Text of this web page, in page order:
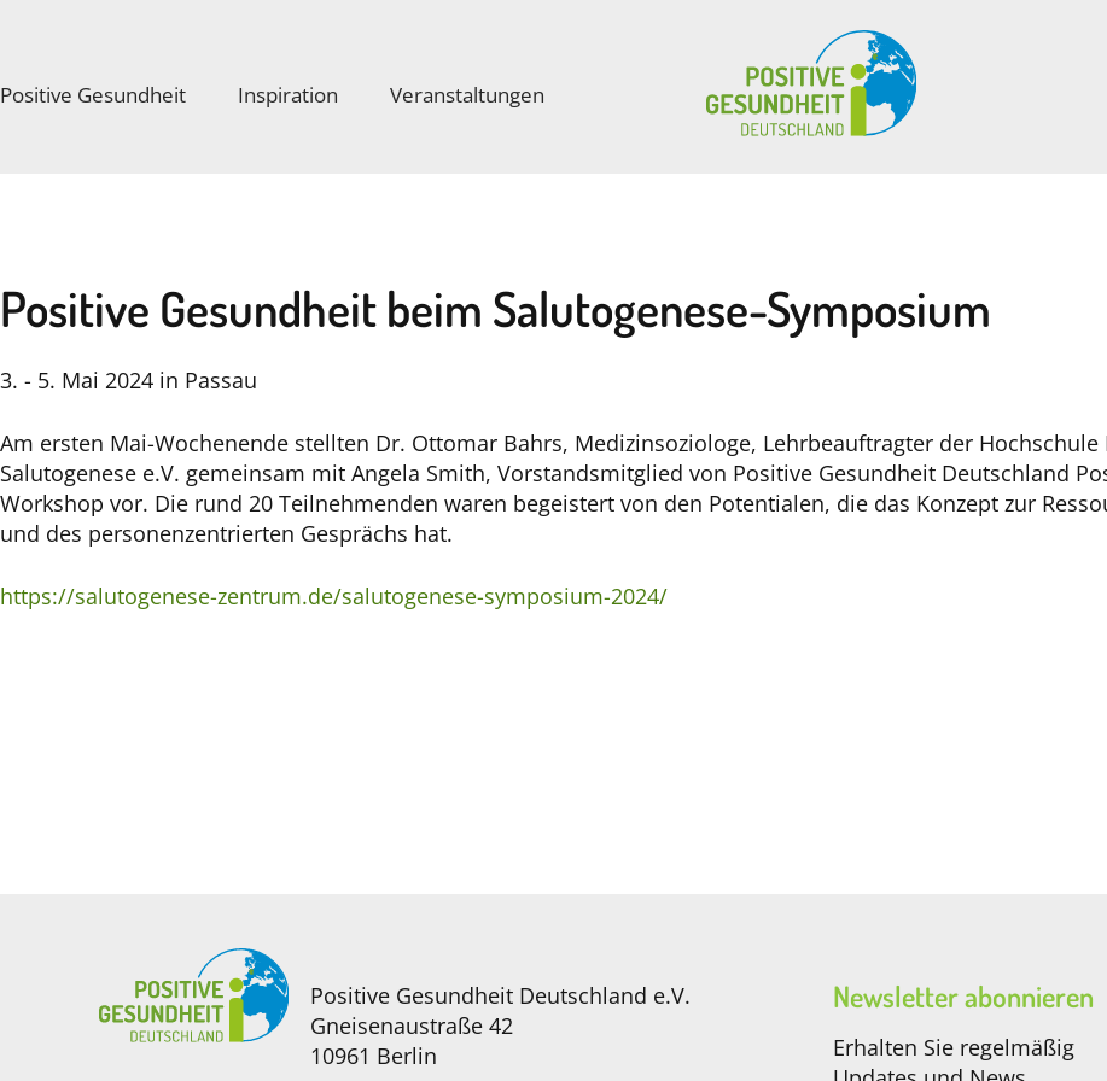
Positive Gesundheit Inspiration Veranstaltungen
Positive Gesundheit beim Salutogenese-Symposium
3. - 5. Mai 2024 in Passau
Am ersten Mai-Wochenende stellten Dr. Ottomar Bahrs, Medizinsoziologe, Lehrbeauftragter der
Salutogenese e.V. gemeinsam mit Angela Smith, Vorstandsmitglied von Positive Gesundheit Deutschland
Workshop vor. Die rund 20 Teilnehmenden waren begeistert von den Potentialen, die das Konzept zur
und des personenzentrierten Gesprächs hat.
https://salutogenese-zentrum.de/salutogenese-symposium-2024/
Positive Gesundheit Deutschland e.V.
Gneisenaustraße 42
10961 Berlin
Newsletter abonnieren
Erhalten Sie regelmäßig